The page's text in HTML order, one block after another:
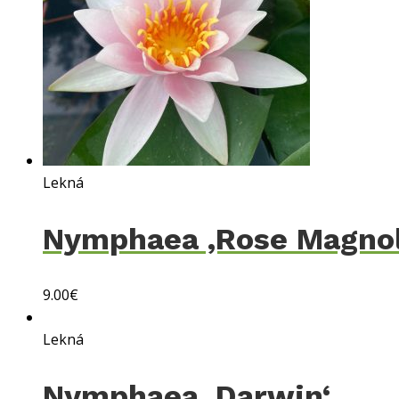
Lekná
Nymphaea ‚Rose
9.00€
Lekná